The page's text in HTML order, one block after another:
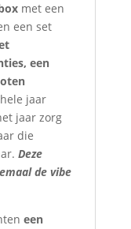
met een
een set
een
jaar
jaar zorg
die
Deze
de vibe
een